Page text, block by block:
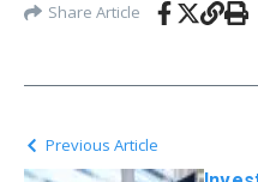
Share Article
Previous Article